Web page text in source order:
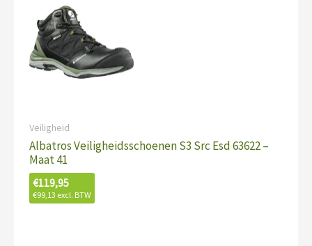
Veiligheid
Albatros Veiligheidsschoenen S3 Src Esd 63622 –
Maat 41
€119,95
€99,13 excl. BTW